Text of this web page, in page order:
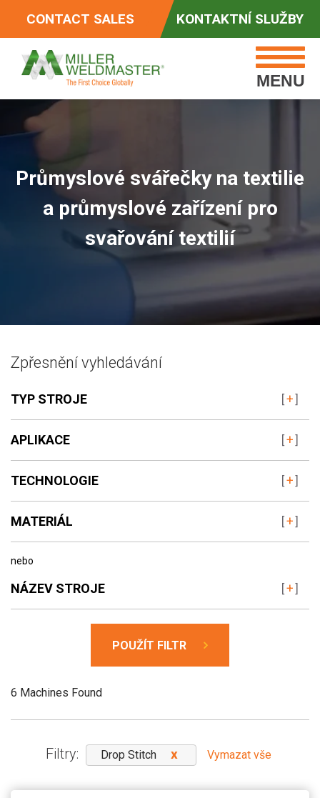
CONTACT SALES KONTAKTNÍ SLUŽBY
MENU
Průmyslové svářečky na textilie
a průmyslové zařízení pro
svařování textilií
Zpřesnění vyhledávání
TYP STROJE
APLIKACE
TECHNOLOGIE
MATERIÁL
nebo
NÁZEV STROJE
POUŽÍT FILTR
6 Machines Found
Filtry: Drop Stitch Vymazat vše